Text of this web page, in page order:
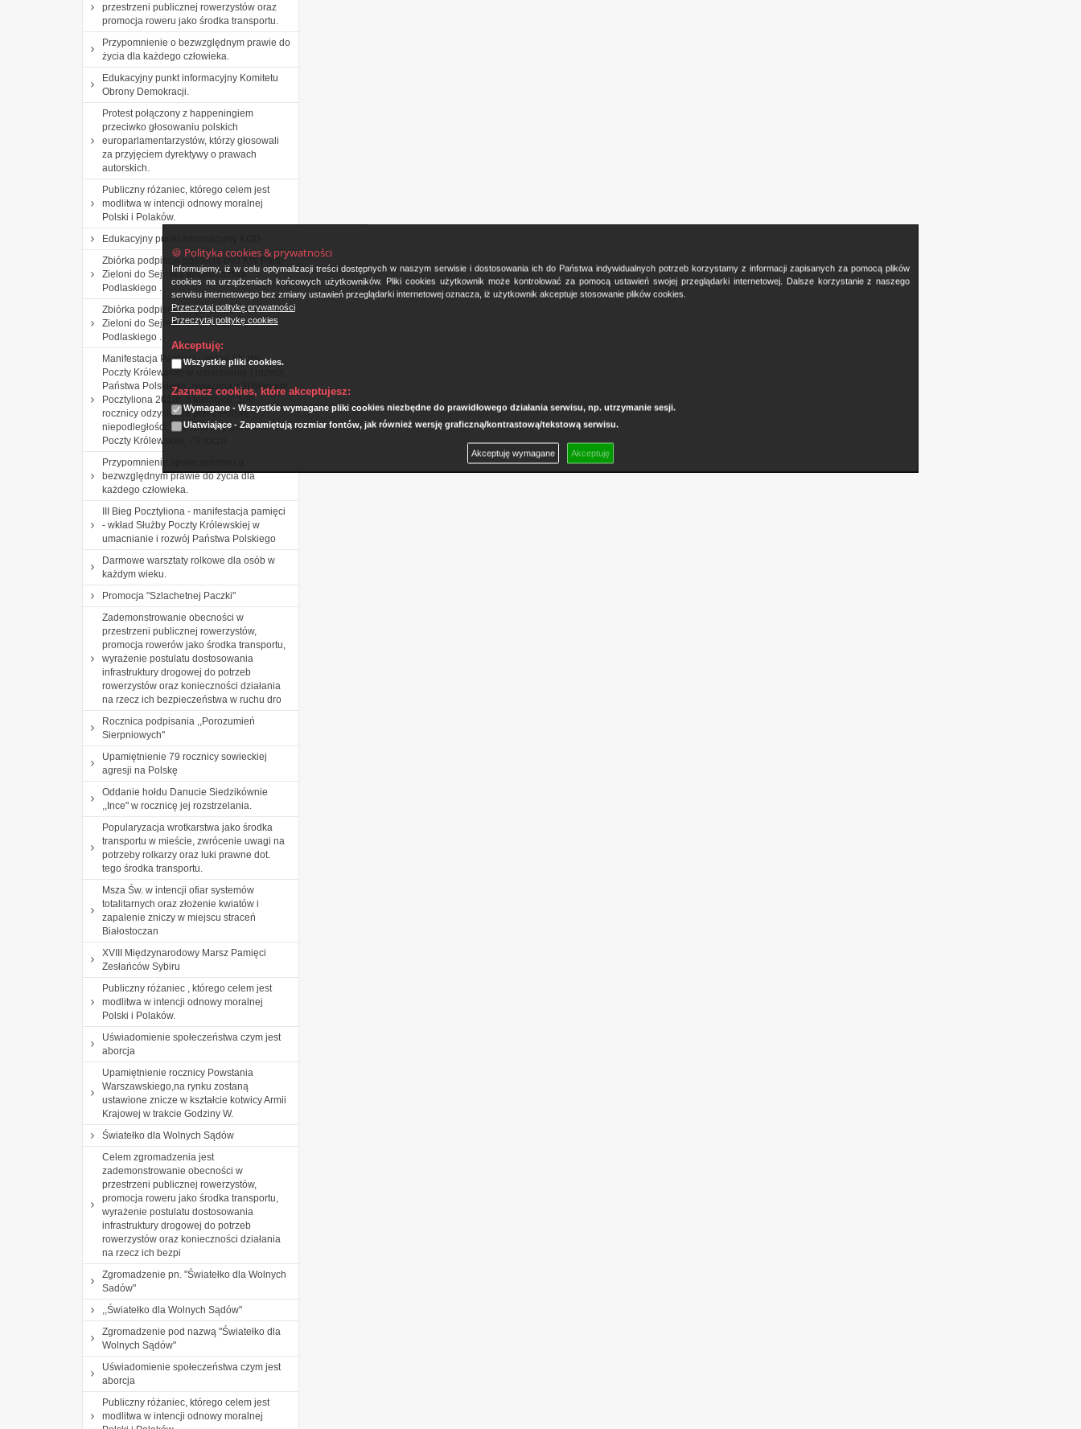
🍪 Polityka cookies & prywatności
Informujemy, iż w celu optymalizacji treści dostępnych w naszym serwisie i dostosowania ich do Państwa indywidualnych potrzeb korzystamy z informacji zapisanych za pomocą plików
cookies na urządzeniach końcowych użytkowników. Pliki cookies użytkownik może kontrolować za pomocą ustawień swojej przeglądarki internetowej. Dalsze korzystanie z naszego
serwisu internetowego bez zmiany ustawień przeglądarki internetowej oznacza, iż użytkownik akceptuje stosowanie plików cookies.
Przeczytaj politykę prywatności
Przeczytaj politykę cookies
Akceptuję:
Wszystkie pliki cookies.
Zaznacz cookies, które akceptujesz:
Wymagane - Wszystkie wymagane pliki cookies niezbędne do prawidłowego działania serwisu, np. utrzymanie sesji.
Ułatwiające - Zapamiętują rozmiar fontów, jak również wersję graficzną/kontrastową/tekstową serwisu.
Akceptuję wymagane Akceptuję
przestrzeni publicznej rowerzystów oraz
promocja roweru jako środka transportu.
Przypomnienie o bezwzględnym prawie do
życia dla każdego człowieka.
Edukacyjny punkt informacyjny Komitetu
Obrony Demokracji.
Protest połączony z happeningiem
przeciwko głosowaniu polskich
europarlamentarzystów, którzy głosowali
za przyjęciem dyrektywy o prawach
autorskich.
Publiczny różaniec, którego celem jest
modlitwa w intencji odnowy moralnej
Polski i Polaków.
Edukacyjny punkt informacyjny KOD.
Zbiórka podpisów poparcia pod KW Partii
Zieloni do Sejmiku Województwa
Podlaskiego .
Zbiórka podpisów poparcia pod KW Partii
Zieloni do Sejmiku Województwa
Podlaskiego .
Manifestacja Pamięci - wkład Służby
Poczty Królewskiej w umacnianie i rozwój
Państwa Polskiego, związana z III Biegiem
Pocztyliona 2018r. o tematyce: 100
rocznicy odzyskania przez Polskę
niepodległości, 460 rocznicy utworzenia
Poczty Królewskiej, 79 roczn
Przypomnienie społeczeństwu o
bezwzględnym prawie do życia dla
każdego człowieka.
III Bieg Pocztyliona - manifestacja pamięci
- wkład Służby Poczty Królewskiej w
umacnianie i rozwój Państwa Polskiego
Darmowe warsztaty rolkowe dla osób w
każdym wieku.
Promocja "Szlachetnej Paczki"
Zademonstrowanie obecności w
przestrzeni publicznej rowerzystów,
promocja rowerów jako środka transportu,
wyrażenie postulatu dostosowania
infrastruktury drogowej do potrzeb
rowerzystów oraz konieczności działania
na rzecz ich bezpieczeństwa w ruchu dro
Rocznica podpisania ,,Porozumień
Sierpniowych"
Upamiętnienie 79 rocznicy sowieckiej
agresji na Polskę
Oddanie hołdu Danucie Siedzikównie
,,Ince" w rocznicę jej rozstrzelania.
Popularyzacja wrotkarstwa jako środka
transportu w mieście, zwrócenie uwagi na
potrzeby rolkarzy oraz luki prawne dot.
tego środka transportu.
Msza Św. w intencji ofiar systemów
totalitarnych oraz złożenie kwiatów i
zapalenie zniczy w miejscu straceń
Białostoczan
XVIII Międzynarodowy Marsz Pamięci
Zesłańców Sybiru
Publiczny różaniec , którego celem jest
modlitwa w intencji odnowy moralnej
Polski i Polaków.
Uświadomienie społeczeństwa czym jest
aborcja
Upamiętnienie rocznicy Powstania
Warszawskiego,na rynku zostaną
ustawione znicze w kształcie kotwicy Armii
Krajowej w trakcie Godziny W.
Światełko dla Wolnych Sądów
Celem zgromadzenia jest
zademonstrowanie obecności w
przestrzeni publicznej rowerzystów,
promocja roweru jako środka transportu,
wyrażenie postulatu dostosowania
infrastruktury drogowej do potrzeb
rowerzystów oraz konieczności działania
na rzecz ich bezpi
Zgromadzenie pn. "Światełko dla Wolnych
Sadów"
,,Światełko dla Wolnych Sądów"
Zgromadzenie pod nazwą "Światełko dla
Wolnych Sądów"
Uświadomienie społeczeństwa czym jest
aborcja
Publiczny różaniec, którego celem jest
modlitwa w intencji odnowy moralnej